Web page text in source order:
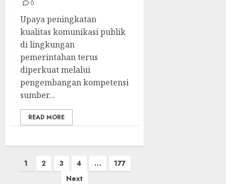
0
Upaya peningkatan
kualitas komunikasi publik
di lingkungan
pemerintahan terus
diperkuat melalui
pengembangan kompetensi
sumber...
READ MORE
Posts
1 2 3 4 …
177
Next